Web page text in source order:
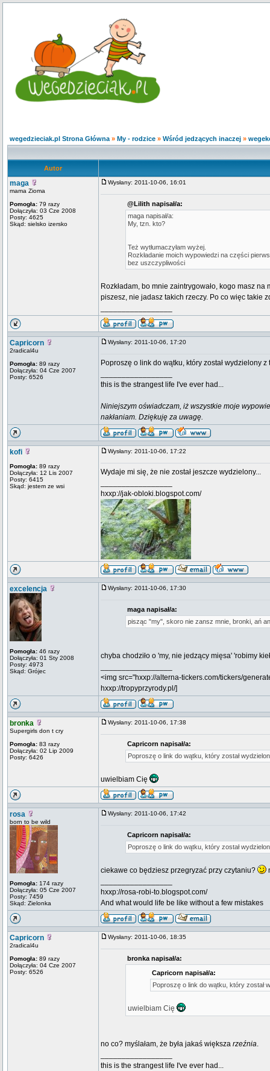
wegedzieciak.pl Strona Główna » My - rodzice » Wśród jedzących inaczej »
Autor
maga
mama Zioma
Pomogła: 79 razy
Dołączyła: 03 Cze 2008
Posty: 4625
Skąd: sielsko izersko
Wysłany: 2011-10-06, 16:01
@Lilith napisał/a:
maga napisał/a:
My, tzn. kto?
Też wytłumaczyłam wyżej.
Rozkładanie moich wypowiedzi na części
bez uszczypliwości
Rozkładam, bo mnie zaintrygowało, kogo masz
piszesz, nie jadasz takich rzeczy. Po co więc takie
Capricorn
2radical4u
Pomogła: 89 razy
Dołączyła: 04 Cze 2007
Posty: 6526
Wysłany: 2011-10-06, 17:20
Poproszę o link do wątku, który został wydzielony
this is the strangest life I've ever had...
Niniejszym oświadczam, iż wszystkie moje
nakłaniam. Dziękuję za uwagę.
kofi
Pomogła: 89 razy
Dołączyła: 12 Lis 2007
Posty: 6415
Skąd: jestem ze wsi
Wysłany: 2011-10-06, 17:22
Wydaje mi się, że nie został jeszcze wydzielony...
hxxp://jak-obloki.blogspot.com/
excelencja
Pomogła: 46 razy
Dołączyła: 01 Sty 2008
Posty: 4973
Skąd: Grójec
Wysłany: 2011-10-06, 17:30
maga napisał/a:
pisząc "my", skoro nie zansz mnie, bronki, ań
chyba chodziło o 'my, nie jedzący mięsa' 'robimy
<img src="hxxp://alterna-tickers.com/tickers/
hxxp://tropyprzyrody.pl/]
bronka
Supergirls don t cry
Pomogła: 83 razy
Dołączyła: 02 Lip 2009
Posty: 6426
Wysłany: 2011-10-06, 17:38
Capricorn napisał/a:
Poproszę o link do wątku, który został
uwielbiam Cię
rosa
born to be wild
Pomogła: 174 razy
Dołączyła: 05 Cze 2007
Posty: 7459
Skąd: Zielonka
Wysłany: 2011-10-06, 17:42
Capricorn napisał/a:
Poproszę o link do wątku, który został
ciekawe co będziesz przegryzać przy czytaniu?
hxxp://rosa-robi-to.blogspot.com/
And what would life be like without a few mistakes
Capricorn
2radical4u
Pomogła: 89 razy
Dołączyła: 04 Cze 2007
Posty: 6526
Wysłany: 2011-10-06, 18:35
bronka napisał/a:
Capricorn napisał/a:
Poproszę o link do wątku, który został
uwielbiam Cię
no co? myślałam, że była jakaś większa rzeźnia.
this is the strangest life I've ever had...